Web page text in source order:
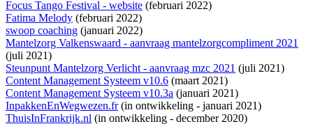
Focus Tango Festival - website (februari 2022)
Fatima Melody (februari 2022)
swoop coaching (januari 2022)
Mantelzorg Valkenswaard - aanvraag mantelzorgcompliment 2021
(juli 2021)
Steunpunt Mantelzorg Verlicht - aanvraag mzc 2021 (juli 2021)
Content Management Systeem v10.6 (maart 2021)
Content Management Systeem v10.3a (januari 2021)
InpakkenEnWegwezen.fr(in ontwikkeling - januari 2021)
ThuisInFrankrijk.nl (in ontwikkeling - december 2020)